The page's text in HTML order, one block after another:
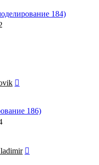
184)
186)